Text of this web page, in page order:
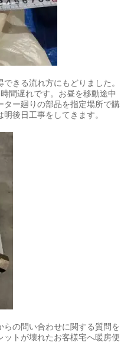
きる流れ方にもどりました。
間遅れです。お昼を移動途中
ター廻りの部品を指定場所で購
後日工事をしてきます。
の問い合わせに関する質問を
ットが壊れたお客様宅へ暖房便